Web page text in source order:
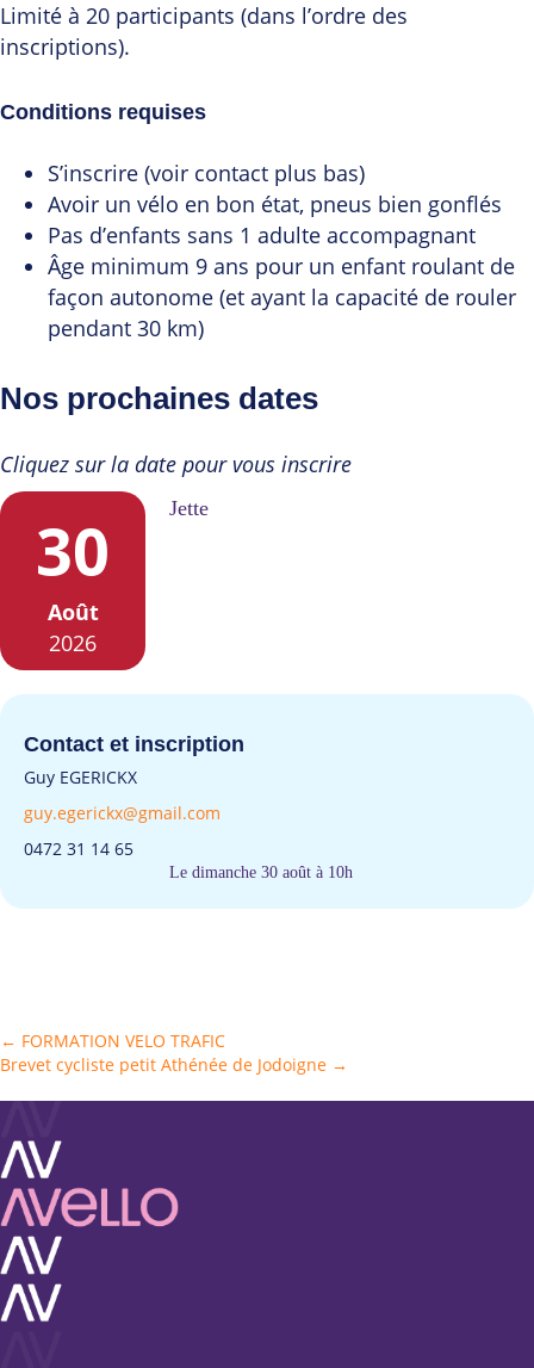
Limité à 20 participants (dans l’ordre des
inscriptions).
Conditions requises
S’inscrire (voir contact plus bas)
Avoir un vélo en bon état, pneus bien gonflés
Pas d’enfants sans 1 adulte accompagnant
Âge minimum 9 ans pour un enfant roulant de
façon autonome (et ayant la capacité de rouler
pendant 30 km)
Nos prochaines dates
Cliquez sur la date pour vous inscrire
30
Août
2026
Le dimanche 30 août à 10h
Jette
Contact et inscription
Guy EGERICKX
guy.egerickx@gmail.com
0472 31 14 65
Posts
navigation
← FORMATION VELO TRAFIC
Brevet cycliste petit Athénée de Jodoigne →